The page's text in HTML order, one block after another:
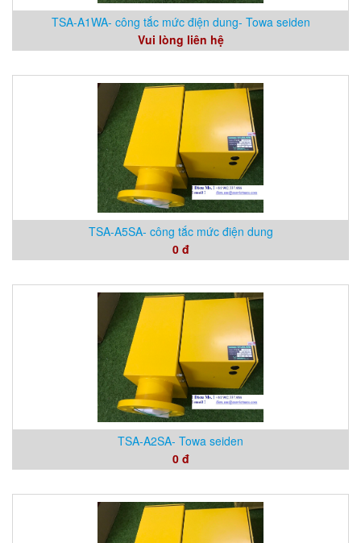
TSA-A1WA- công tắc mức điện dung- Towa seiden
Vui lòng liên hệ
TSA-A5SA- công tắc mức điện dung
0 đ
TSA-A2SA- Towa seiden
0 đ